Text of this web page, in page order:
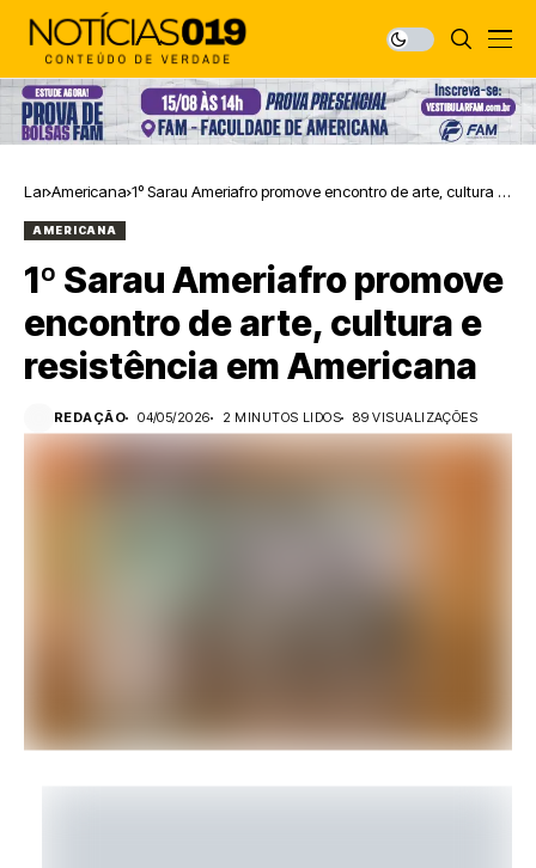
Lar Americana 1º Sarau Ameriafro promove encontro de arte, cultura e
AMERICANA
1º Sarau Ameriafro promove
encontro de arte, cultura e
resistência em Americana
REDAÇÃO 04/05/2026 2 MINUTOS LIDOS 89 VISUALIZAÇÕES